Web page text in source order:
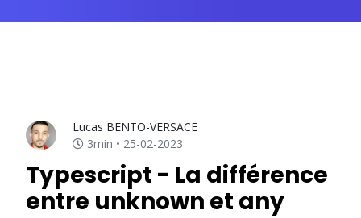
Lucas BENTO-VERSACE
3min • 25-02-2023
Typescript - La différence
entre unknown et any